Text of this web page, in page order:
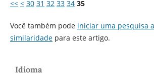
<< < 30 31 32 33 34 35
Você também pode iniciar uma pesquisa
similaridadepara este artigo.
Idioma